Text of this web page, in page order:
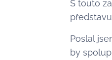
S touto
Poslal
by